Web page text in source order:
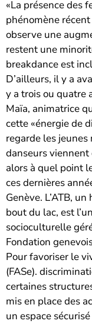
«La présence des
phénomène récent
observe une
restent une
breakdance est
D’ailleurs, il y a
y a trois ou quatre
Maïa, animatrice
cette «énergie de
regarde les
danseurs
alors à quel point
ces dernières
Genève. L’ATB,
bout du lac, est
socioculturelle
Fondation
Pour favoriser le
(FASe).
certaines
mis en place des
un espace